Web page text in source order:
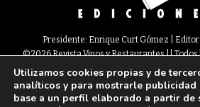
Presidente: Enrique Curt Gómez |
©2026 Revista Vinos y Restaurantes ||
Newsletter Nota legal Política de
Contacto
Paseo de Gracia, 63. 1º 2ª. 08008 Barcelona |
Utilizamos cookies propias y de
analíticos y para mostrarle publicidad
base a un perfil elaborado a partir de